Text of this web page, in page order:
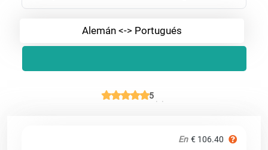
Alemán <-> Portugués
5
En € 106.40